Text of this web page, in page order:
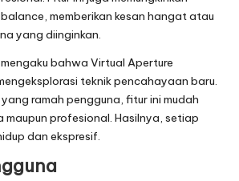
memberikan kesan hangat atau
yang diinginkan.
bahwa Virtual Aperture
teknik pencahayaan baru.
ramah pengguna, fitur ini mudah
maupun profesional. Hasilnya, setiap
dan ekspresif.